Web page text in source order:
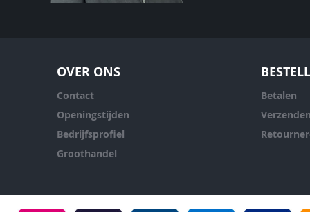
OVER ONS
Contact
Openingstijden
Bedrijfsprofiel
Groothandel
Betalen
Verzenden